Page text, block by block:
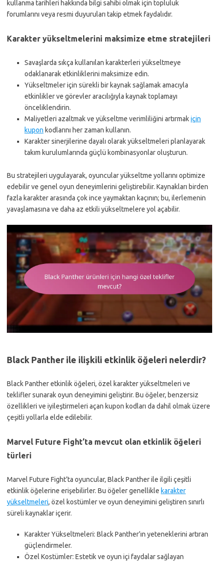
kullanma tarihleri hakkında bilgi sahibi olmak için topluluk
forumlarını veya resmi duyuruları takip etmek faydalıdır.
Karakter yükseltmelerini maksimize etme stratejileri
Savaşlarda sıkça kullanılan karakterleri yükseltmeye
odaklanarak etkinliklerini maksimize edin.
Yükseltmeler için sürekli bir kaynak sağlamak amacıyla
etkinlikler ve görevler aracılığıyla kaynak toplamayı
önceliklendirin.
Maliyetleri azaltmak ve yükseltme verimliliğini artırmakiçin
kupon kodlarını her zaman kullanın.
Karakter sinerjilerine dayalı olarak yükseltmeleri planlayarak
takım kurulumlarında güçlü kombinasyonlar oluşturun.
Bu stratejileri uygulayarak, oyuncular yükseltme yollarını optimize
edebilir ve genel oyun deneyimlerini geliştirebilir. Kaynakları birden
fazla karakter arasında çok ince yaymaktan kaçının; bu, ilerlemenin
yavaşlamasına ve daha az etkili yükseltmelere yol açabilir.
Black Panther ile ilişkili etkinlik öğeleri nelerdir?
Black Panther etkinlik öğeleri, özel karakter yükseltmeleri ve
teklifler sunarak oyun deneyimini geliştirir. Bu öğeler, benzersiz
özellikleri ve iyileştirmeleri açan kupon kodları da dahil olmak üzere
çeşitli yollarla elde edilebilir.
Marvel Future Fight’ta mevcut olan etkinlik öğeleri
türleri
Marvel Future Fight’ta oyuncular, Black Panther ile ilgili çeşitli
etkinlik öğelerine erişebilirler. Bu öğeler genellikle karakter
yükseltmeleri, özel kostümler ve oyun deneyimini geliştiren sınırlı
süreli kaynaklar içerir.
Karakter Yükseltmeleri: Black Panther’ın yeteneklerini artıran
güçlendirmeler.
Özel Kostümler: Estetik ve oyun içi faydalar sağlayan